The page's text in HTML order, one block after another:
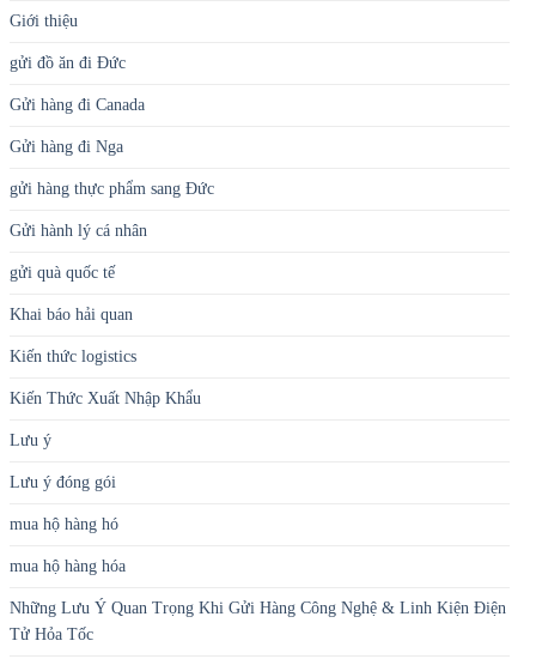
Giới thiệu
gửi đồ ăn đi Đức
Gửi hàng đi Canada
Gửi hàng đi Nga
gửi hàng thực phẩm sang Đức
Gửi hành lý cá nhân
gửi quà quốc tế
Khai báo hải quan
Kiến thức logistics
Kiến Thức Xuất Nhập Khẩu
Lưu ý
Lưu ý đóng gói
mua hộ hàng hó
mua hộ hàng hóa
Những Lưu Ý Quan Trọng Khi Gửi Hàng Công Nghệ & Linh Kiện Điện
Tử Hỏa Tốc